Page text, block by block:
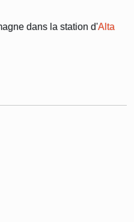
dans la station d'Alta